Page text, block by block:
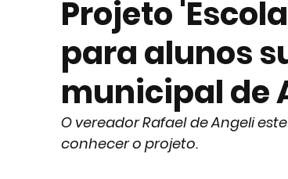
Projeto
para alunos
municipal de
O vereador Rafael de Angeli
conhecer o projeto.